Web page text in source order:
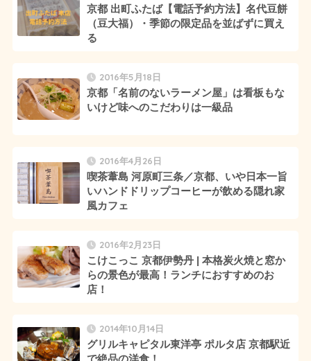
京都 出町ふたば【電話予約方法】名代豆餅
（豆大福）・季節の限定品を並ばずに買え
る
2016年5月18日
京都「名前のないラーメン屋」は看板もな
いけど味へのこだわりは一級品
2016年4月26日
喫茶葦島 河原町三条／京都、いや日本一旨
いハンドドリップコーヒーが飲める隠れ家
風カフェ
2016年2月23日
こけこっこ 京都伊勢丹 | 本格炭火焼と窓か
らの景色が最高！ランチにおすすめのお
店！
2014年10月14日
グリルキャピタル東洋亭 ポルタ店 京都駅近
で絶品の洋食！